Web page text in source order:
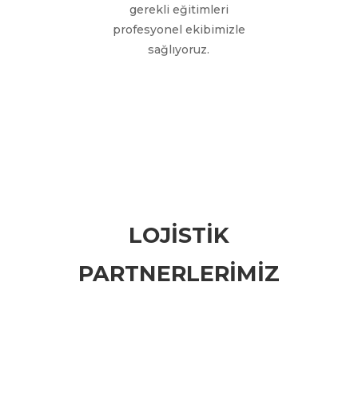
gerekli eğitimleri
profesyonel ekibimizle
sağlıyoruz.
LOJİSTİK
PARTNERLERİMİZ